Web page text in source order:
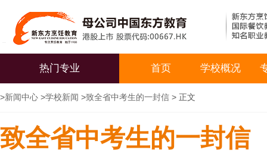
热门专业 首页 学校概况
>新闻中心 >学校新闻 >致全省中考生的一封信 > 正文
致全省中考生的一封信